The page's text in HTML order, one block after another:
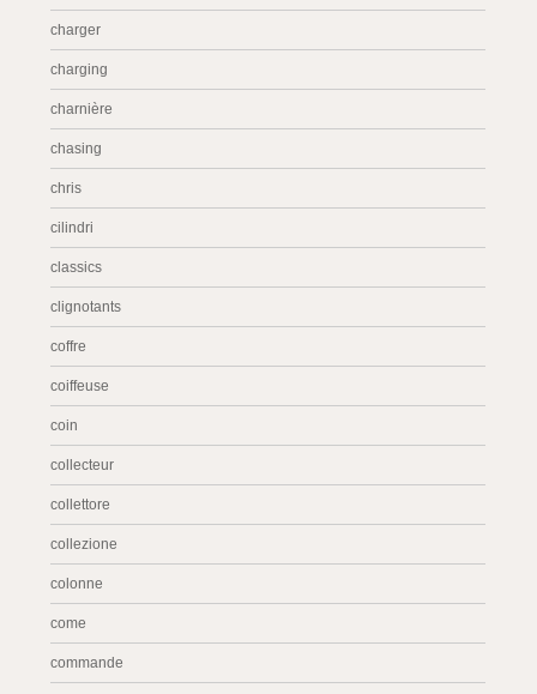
charger
charging
charnière
chasing
chris
cilindri
classics
clignotants
coffre
coiffeuse
coin
collecteur
collettore
collezione
colonne
come
commande